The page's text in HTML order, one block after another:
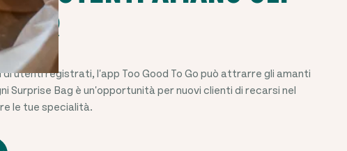
di utenti registrati, l'app Too Good To Go può attrarre gli amanti
Surprise Bag è un'opportunità per nuovi clienti di recarsi nel
le tue specialità.